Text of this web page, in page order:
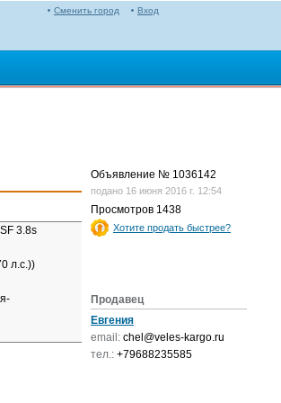
Вход
Сменить город
3.8s
л.с.))
Объявление № 1036142
подано 16 июня 2016 г. 12:54
Просмотров 1438
Хотите продать быстрее?
Продавец
Евгения
email: chel@veles-kargo.ru
тел.: +79688235585